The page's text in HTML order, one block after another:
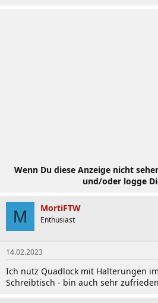
Wenn Du diese Anzeige nicht
und/oder logge
M MortiFTW
Enthusiast
14.02.2023
Ich nutz Quadlock mit Halterungen
Schreibtisch - bin auch sehr